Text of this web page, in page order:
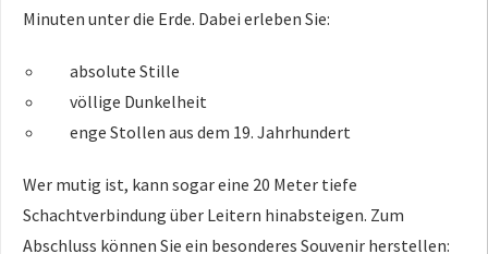
Minuten unter die Erde. Dabei erleben Sie:
absolute Stille
völlige Dunkelheit
enge Stollen aus dem 19. Jahrhundert
Wer mutig ist, kann sogar eine 20 Meter tiefe
Schachtverbindung über Leitern hinabsteigen. Zum
Abschluss können Sie ein besonderes Souvenir herstellen: